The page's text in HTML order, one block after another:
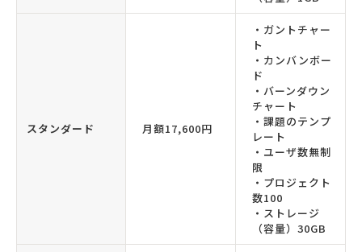
スタンダード 月額17,600円
・ガントチャー
ト
・カンバンボー
ド
・バーンダウン
チャート
・課題のテンプ
レート
・ユーザ数無制
限
・プロジェクト
数100
・ストレージ
（容量）30GB